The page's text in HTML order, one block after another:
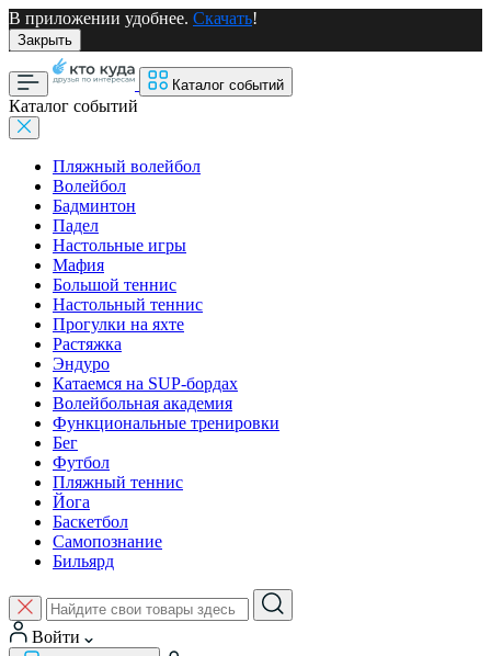
В приложении удобнее. Скачать!
Закрыть
Каталог событий
Каталог событий
Пляжный волейбол
Волейбол
Бадминтон
Падел
Настольные игры
Мафия
Большой теннис
Настольный теннис
Прогулки на яхте
Растяжка
Эндуро
Катаемся на SUP-бордах
Волейбольная академия
Функциональные тренировки
Бег
Футбол
Пляжный теннис
Йога
Баскетбол
Самопознание
Бильярд
Войти